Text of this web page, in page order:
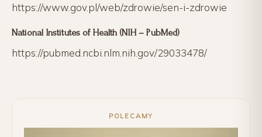
https://www.gov.pl/web/zdrowie/sen-i-zdrowie
National Institutes of Health (NIH – PubMed)
https://pubmed.ncbi.nlm.nih.gov/29033478/
POLECAMY